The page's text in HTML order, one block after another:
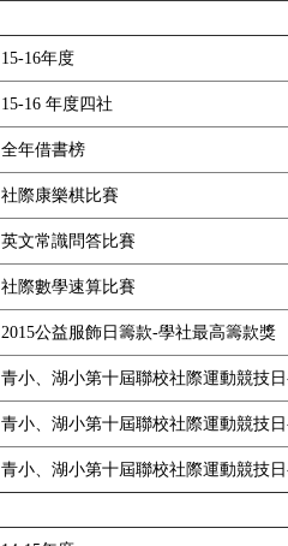
15-16年度
15-16 年度四社
全年借書榜
社際康樂棋比賽
英文常識問答比賽
社際數學速算比賽
2015公益服飾日籌款-學社最高籌款獎
青小、湖小第十屆聯校社際運動競技
青小、湖小第十屆聯校社際運動競技
青小、湖小第十屆聯校社際運動競技